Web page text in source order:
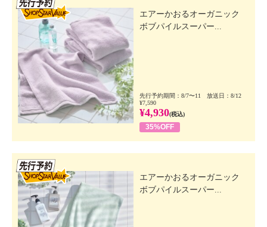
エアーかおるオーガニック
ボブパイルスーパー...
先行予約期間：8/7〜11 放送日：8/12
¥7,590
¥4,930(税込)
35%OFF
エアーかおるオーガニック
ボブパイルスーパー...